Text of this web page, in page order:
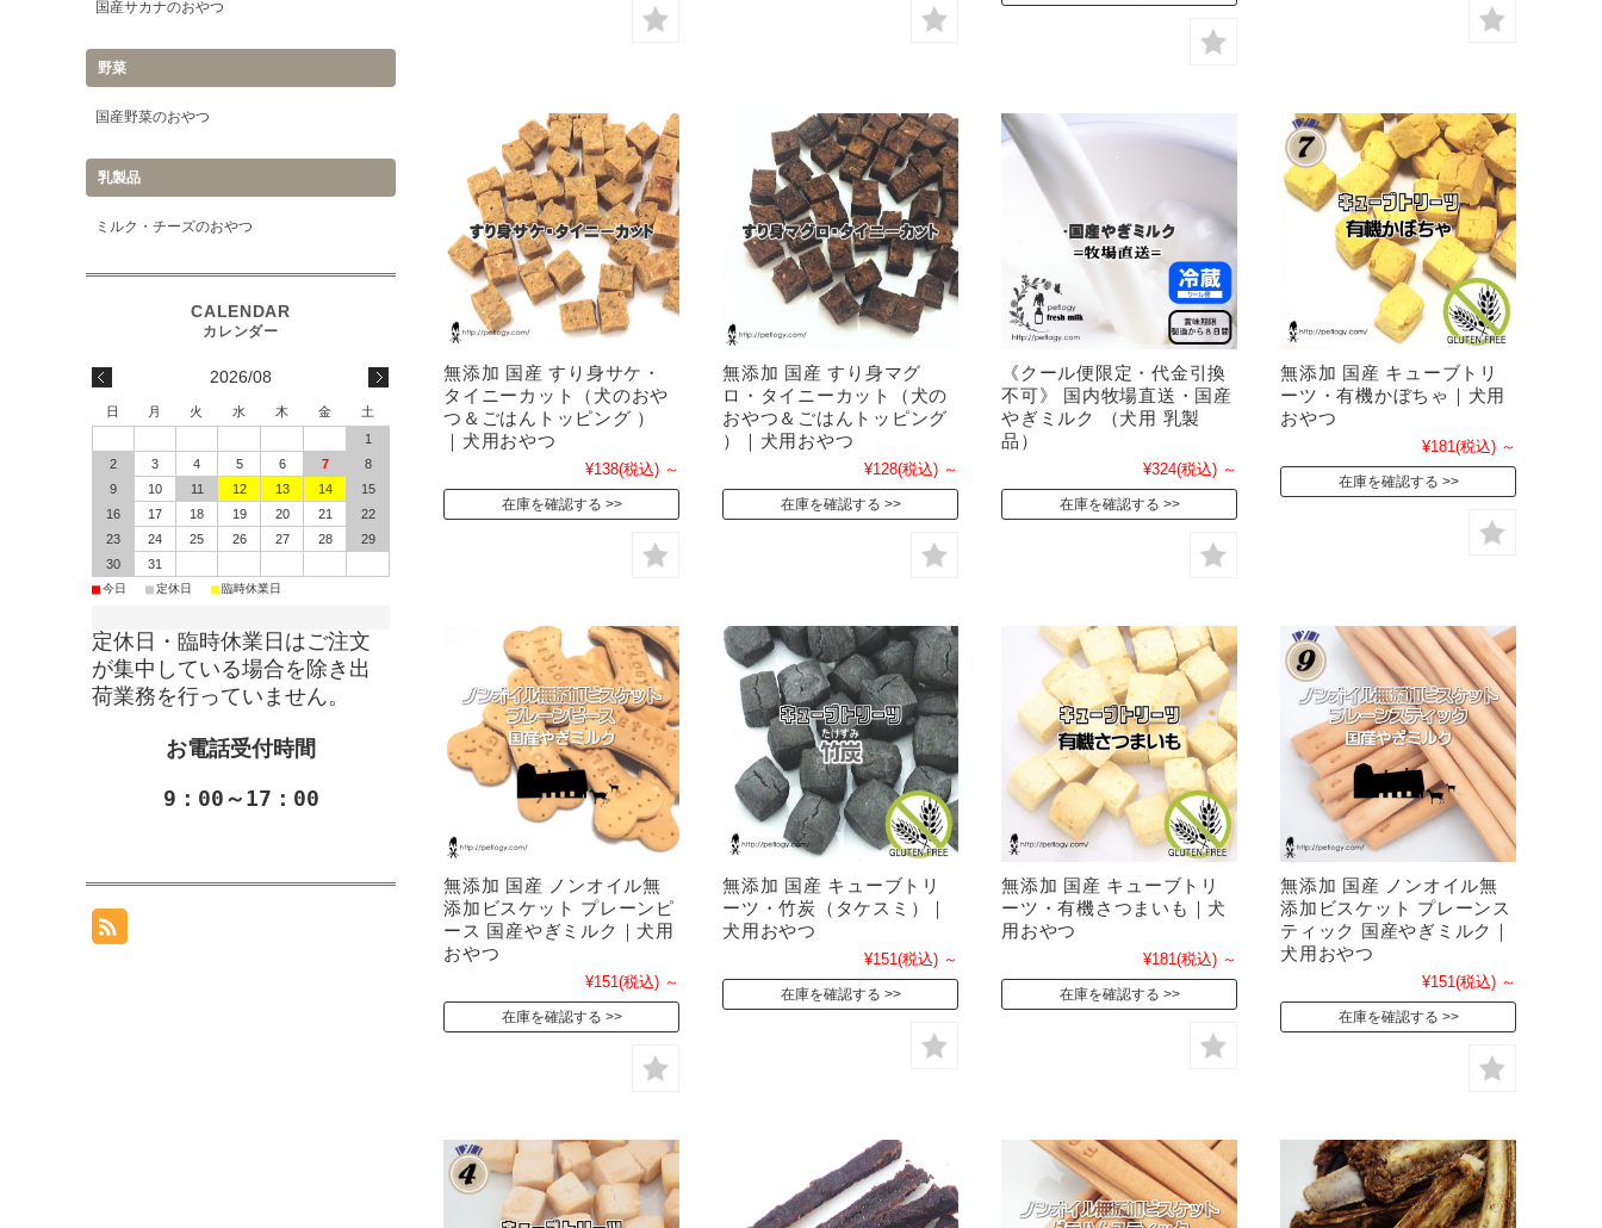
無添加 国産 すり身サケ・
タイニーカット（犬のおや
つ＆ごはんトッピング ）
｜犬用おやつ
¥138(税込) ～
在庫を確認する
無添加 国産 すり身マグ
ロ・タイニーカット（犬の
おやつ＆ごはんトッピング
）｜犬用おやつ
¥128(税込) ～
在庫を確認する
《クール便限定・代金引換
不可》 国内牧場直送・国産
やぎミルク （犬用 乳製
品）
¥324(税込) ～
在庫を確認する
無添加 国産 キューブトリ
ーツ・有機かぼちゃ｜犬用
おやつ
¥181(税込) ～
在庫を確認する
無添加 国産 ノンオイル無
添加ビスケット プレーンピ
ース 国産やぎミルク｜犬用
おやつ
¥151(税込) ～
在庫を確認する
無添加 国産 キューブトリ
ーツ・竹炭（タケスミ）｜
犬用おやつ
¥151(税込) ～
在庫を確認する
無添加 国産 キューブトリ
ーツ・有機さつまいも｜犬
用おやつ
¥181(税込) ～
在庫を確認する
無添加 国産 ノンオイル無
添加ビスケット プレーンス
ティック 国産やぎミルク｜
犬用おやつ
¥151(税込) ～
在庫を確認する
国産サカナのおやつ
野菜
国産野菜のおやつ
乳製品
ミルク・チーズのおやつ
2026/08
日 月 火 水 木 金
土
1
2
3 4 5 6 7
8
9
10 11 12 13 14
15
16
17 18 19 20 21
22
23
24 25 26 27 28
29
30
31
■今日 ■定休日 ■臨時休業日
定休日・臨時休業日はご注文
が集中している場合を除き出
荷業務を行っていません。
お電話受付時間
9：00～17：00